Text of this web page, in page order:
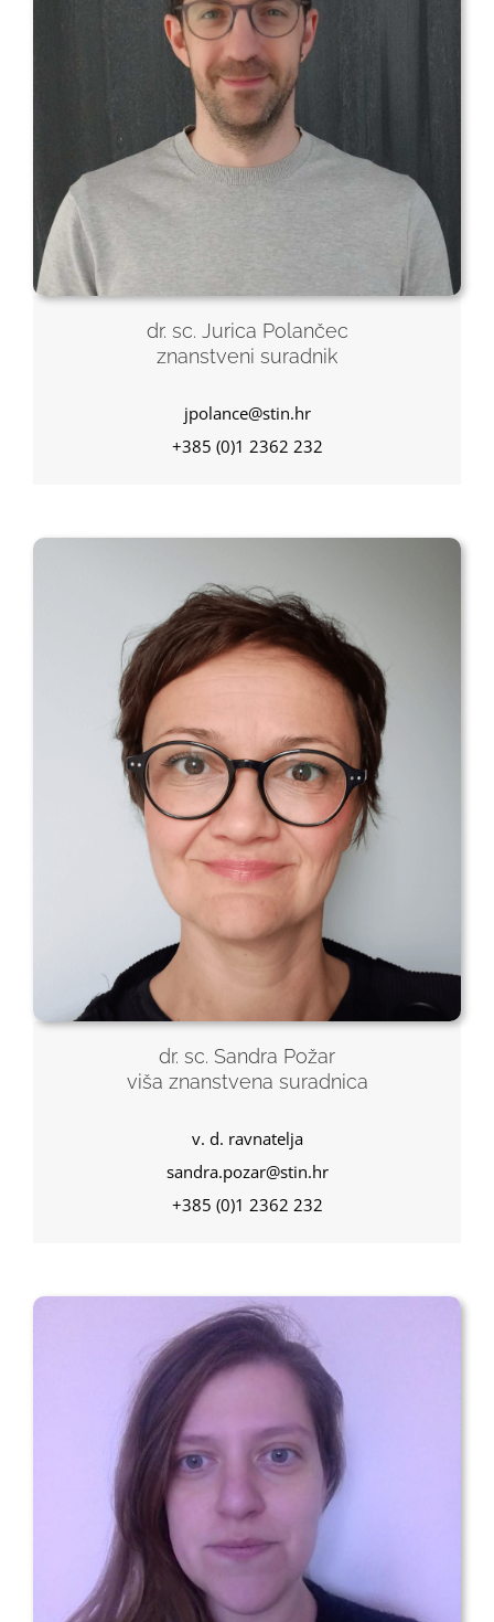
dr. sc. Jurica Polančec
znanstveni suradnik
jpolance@stin.hr
+385 (0)1 2362 232
dr. sc. Sandra Požar
viša znanstvena suradnica
v. d. ravnatelja
sandra.pozar@stin.hr
+385 (0)1 2362 232